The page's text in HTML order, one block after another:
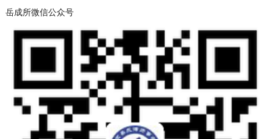
岳成所微信公众号